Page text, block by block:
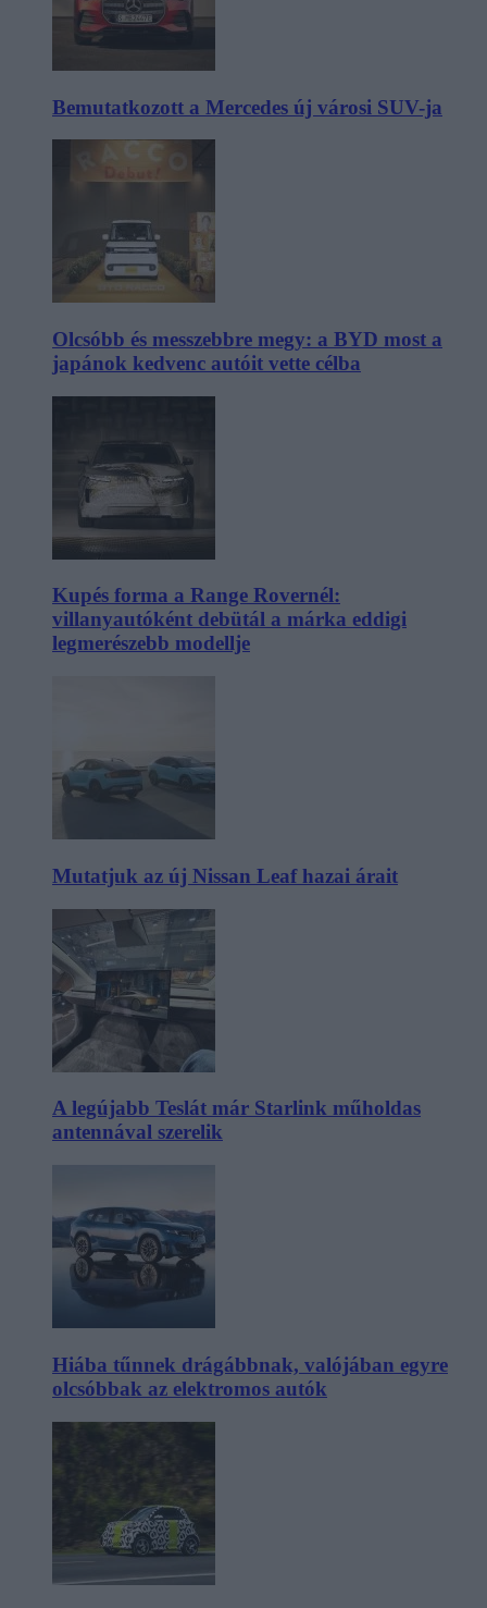
Bemutatkozott a Mercedes új városi SUV-ja
Olcsóbb és messzebbre megy: a BYD most a
japánok kedvenc autóit vette célba
Kupés forma a Range Rovernél:
villanyautóként debütál a márka eddigi
legmerészebb modellje
Mutatjuk az új Nissan Leaf hazai árait
A legújabb Teslát már Starlink műholdas
antennával szerelik
Hiába tűnnek drágábbnak, valójában egyre
olcsóbbak az elektromos autók